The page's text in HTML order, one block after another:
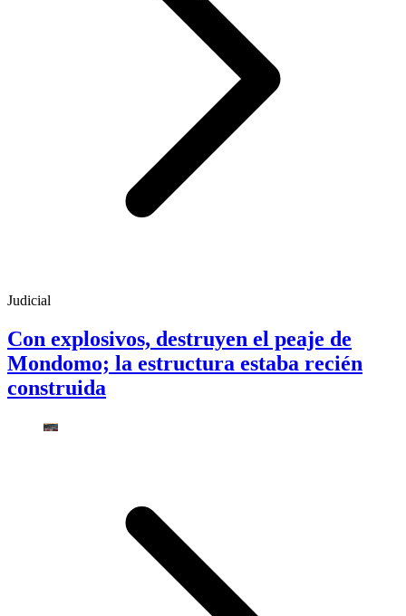
Judicial
Con explosivos, destruyen el peaje de
Mondomo; la estructura estaba recién
construida